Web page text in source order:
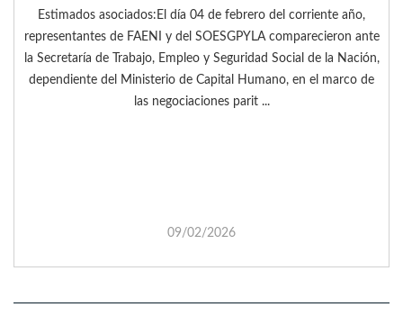
Estimados asociados:El día 04 de febrero del corriente año,
representantes de FAENI y del SOESGPYLA comparecieron ante
la Secretaría de Trabajo, Empleo y Seguridad Social de la Nación,
dependiente del Ministerio de Capital Humano, en el marco de
las negociaciones parit ...
09/02/2026